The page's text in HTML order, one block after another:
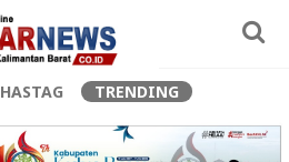
HASTAG TRENDING